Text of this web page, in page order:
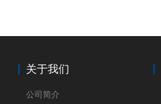
关于我们
公司简介